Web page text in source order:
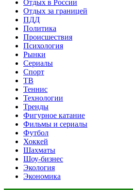
Отдых в России
Отдых за границей
ПДД
Политика
Происшествия
Психология
Рынки
Сериалы
Спорт
ТВ
Теннис
Технологии
Тренды
Фигурное катание
Фильмы и сериалы
Футбол
Хоккей
Шахматы
Шоу-бизнес
Экология
Экономика